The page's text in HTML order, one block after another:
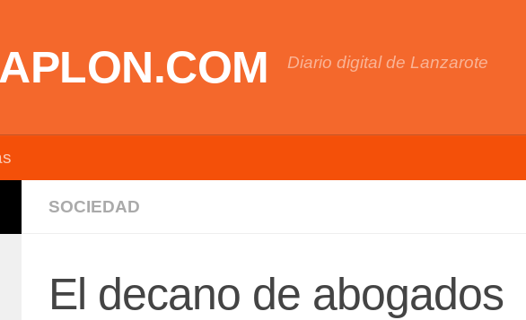
Diario digital de Lanzarote
SOCIEDAD
El decano de abogados